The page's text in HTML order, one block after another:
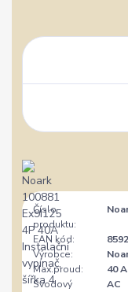
Číslo
produktu:
EAN kód:
Výrobce:
Max.proud:
40 A
Svodový
AC